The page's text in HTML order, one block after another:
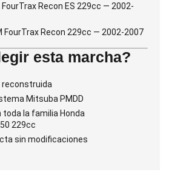
FourTrax Recon ES 229cc — 2002-
FourTrax Recon 229cc — 2002-2007
esta marcha?
reconstruida
Mitsuba PMDD
toda la familia Honda
229cc
sin modificaciones